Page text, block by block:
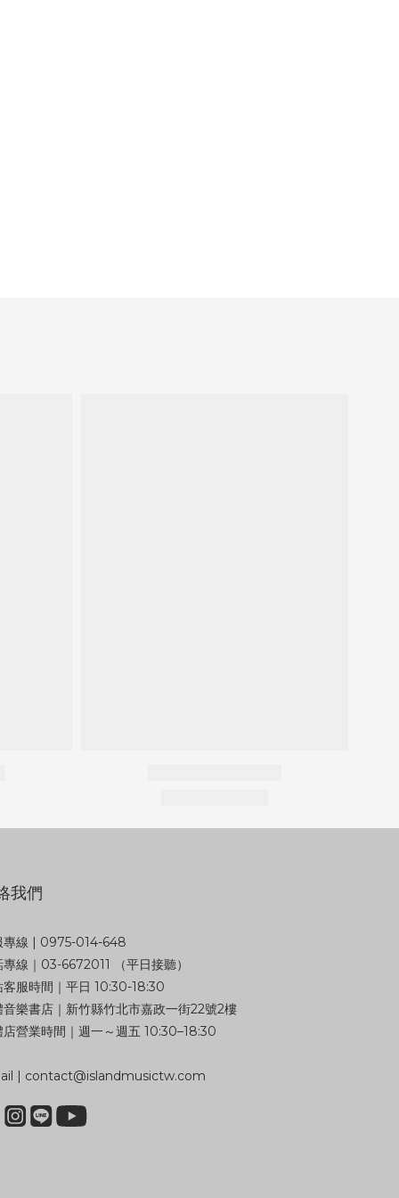
我們
專線 | 0975-014-648
專線｜03-6672011 （平日接聽）
客服時間｜平日 10:30-18:30
音樂書店｜新竹縣竹北市嘉政一街22號2樓
店營業時間｜週一～週五 10:30–18:30
| contact@islandmusictw.com